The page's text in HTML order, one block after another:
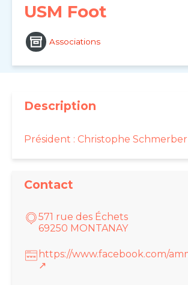
USM Foot
Associations
Description
Président : Christophe Schmerber
Contact
571 rue des Échets
69250 MONTANAY
https://www.facebook.com/
↗